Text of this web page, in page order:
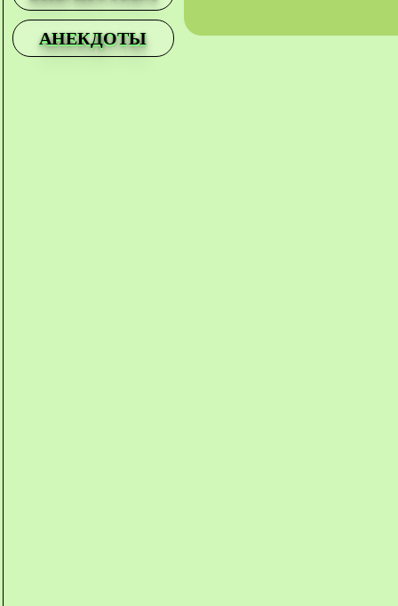
АНЕКДОТЫ